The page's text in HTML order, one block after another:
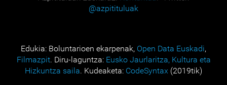
@azpitituluak
Edukia: Boluntarioen ekarpenak, Open Data Euskadi,
Filmazpit. Diru-laguntza: Eusko Jaurlaritza, Kultura eta
Hizkuntza saila. Kudeaketa: CodeSyntax (2019tik)